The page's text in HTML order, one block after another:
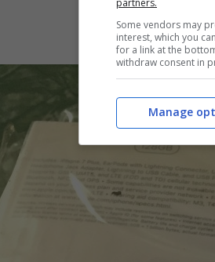
partners.
Some vendors may
interest, which you
for a link at the
withdraw consent in
Manage